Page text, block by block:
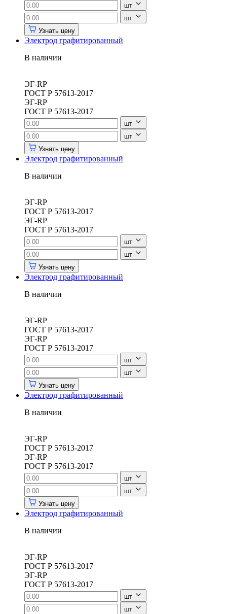
шт
шт
Узнать цену
Электрод графитированный
В наличии
ЭГ-RP
ГОСТ Р 57613-2017
ЭГ-RP
ГОСТ Р 57613-2017
шт
шт
Узнать цену
Электрод графитированный
В наличии
ЭГ-RP
ГОСТ Р 57613-2017
ЭГ-RP
ГОСТ Р 57613-2017
шт
шт
Узнать цену
Электрод графитированный
В наличии
ЭГ-RP
ГОСТ Р 57613-2017
ЭГ-RP
ГОСТ Р 57613-2017
шт
шт
Узнать цену
Электрод графитированный
В наличии
ЭГ-RP
ГОСТ Р 57613-2017
ЭГ-RP
ГОСТ Р 57613-2017
шт
шт
Узнать цену
Электрод графитированный
В наличии
ЭГ-RP
ГОСТ Р 57613-2017
ЭГ-RP
ГОСТ Р 57613-2017
шт
шт